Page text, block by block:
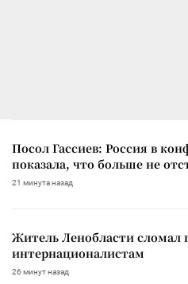
Посол Гассиев: Россия в
показала, что больше не
21 минута назад
Житель Ленобласти сломал
интернационалистам
26 минут назад